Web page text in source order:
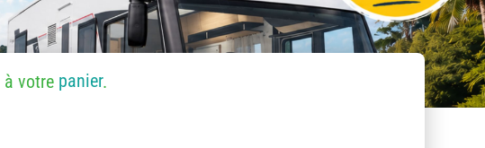
à votre panier.